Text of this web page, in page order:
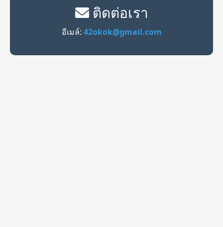
ติดต่อเรา
อีเมล์: 42okok@gmail.com